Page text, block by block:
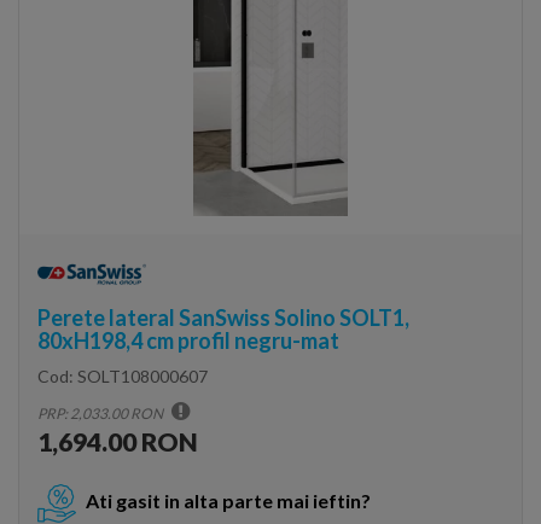
Perete lateral SanSwiss Solino SOLT1,
80xH198,4 cm profil negru-mat
Cod: SOLT108000607
PRP: 2,033.00 RON
1,694.00 RON
Ati gasit in alta parte mai ieftin?